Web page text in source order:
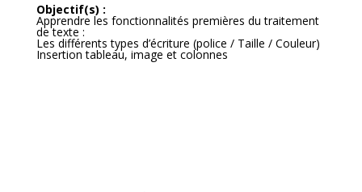
Objectif(s) :
Apprendre les fonctionnalités premières du traitement
de texte :
Les différents types d’écriture (police / Taille / Couleur)
Insertion tableau, image et colonnes